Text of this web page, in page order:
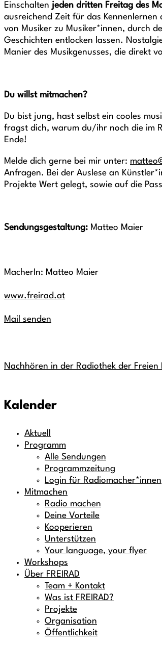
Einschalten jeden dritten Freitag des
ausreichend Zeit für das
von Musiker zu Musiker*innen, durch
Geschichten entlocken lassen.
Manier des Musikgenusses, die direkt
Du willst mitmachen?
Du bist jung, hast selbst ein cooles
fragst dich, warum du/ihr noch die im
Ende!
Melde dich gerne bei mir unter:
Anfragen. Bei der Auslese an
Projekte Wert gelegt, sowie auf die
Sendungsgestaltung: Matteo Maier
MacherIn: Matteo Maier
www.freirad.at
Mail senden
Nachhören in der Radiothek der Freien
Kalender
Aktuell
Programm
Alle Sendungen
Programmzeitung
Login für Radiomacher*innen
Mitmachen
Radio machen
Deine Vorteile
Kooperieren
Unterstützen
Your language, your flyer
Workshops
Über FREIRAD
Team + Kontakt
Was ist FREIRAD?
Projekte
Organisation
Öffentlichkeit